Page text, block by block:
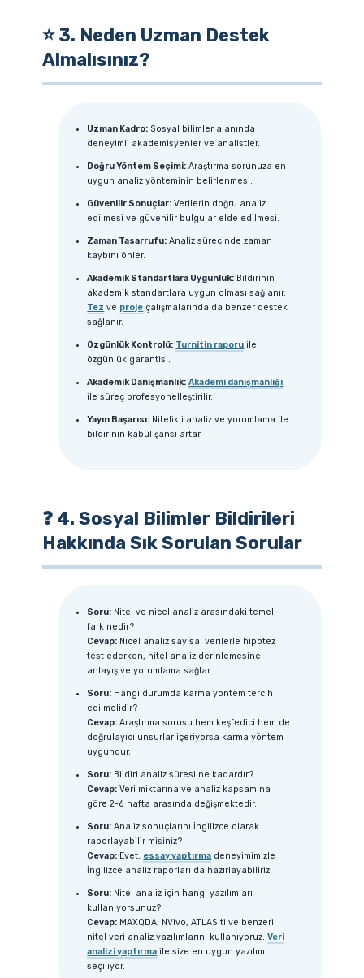
⭐ 3. Neden Uzman Destek
Almalısınız?
Uzman Kadro: Sosyal bilimler alanında
deneyimli akademisyenler ve analistler.
Doğru Yöntem Seçimi: Araştırma sorunuza en
uygun analiz yönteminin belirlenmesi.
Güvenilir Sonuçlar: Verilerin doğru analiz
edilmesi ve güvenilir bulgular elde edilmesi.
Zaman Tasarrufu: Analiz sürecinde zaman
kaybını önler.
Akademik Standartlara Uygunluk: Bildirinin
akademik standartlara uygun olması sağlanır.
Tez ve proje çalışmalarında da benzer destek
sağlanır.
Özgünlük Kontrolü: Turnitin raporu ile
özgünlük garantisi.
Akademik Danışmanlık: Akademi danışmanlığı
ile süreç profesyonelleştirilir.
Yayın Başarısı: Nitelikli analiz ve yorumlama ile
bildirinin kabul şansı artar.
❓ 4. Sosyal Bilimler Bildirileri
Hakkında Sık Sorulan Sorular
Soru: Nitel ve nicel analiz arasındaki temel
fark nedir?
Cevap: Nicel analiz sayısal verilerle hipotez
test ederken, nitel analiz derinlemesine
anlayış ve yorumlama sağlar.
Soru: Hangi durumda karma yöntem tercih
edilmelidir?
Cevap: Araştırma sorusu hem keşfedici hem de
doğrulayıcı unsurlar içeriyorsa karma yöntem
uygundur.
Soru: Bildiri analiz süresi ne kadardır?
Cevap: Veri miktarına ve analiz kapsamına
göre 2-6 hafta arasında değişmektedir.
Soru: Analiz sonuçlarını İngilizce olarak
raporlayabilir misiniz?
Cevap: Evet, essay yaptırma deneyimimizle
İngilizce analiz raporları da hazırlayabiliriz.
Soru: Nitel analiz için hangi yazılımları
kullanıyorsunuz?
Cevap: MAXQDA, NVivo, ATLAS.ti ve benzeri
nitel veri analiz yazılımlarını kullanıyoruz.Veri
analizi yaptırma ile size en uygun yazılım
seçiliyor.